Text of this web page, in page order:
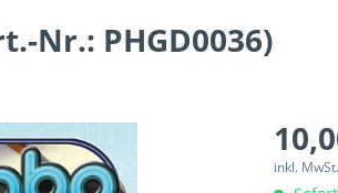
Nr.: PHGD0036)
inkl.